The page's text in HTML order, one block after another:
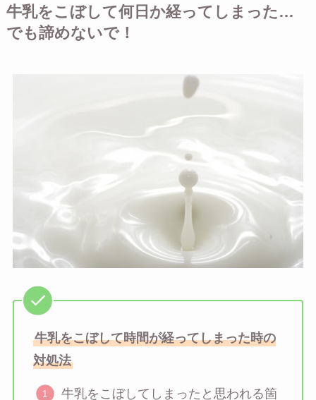
牛乳をこぼして何日か経ってしまった…
でも諦めないで！
牛乳をこぼして時間が経ってしまった時の
対処法
牛乳をこぼしてしまったと思われる箇